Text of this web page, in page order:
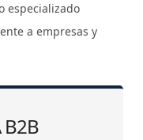
especializado
a empresas y
B2B